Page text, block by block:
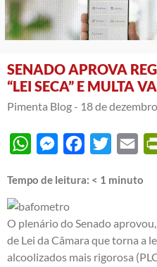
SENADO APROVA
“LEI SECA” E MULTA
Pimenta Blog - 18 de
WhatsAppMessengerFacebook
Twitter
Tempo de leitura: < 1 minuto
O plenário do Senado
de Lei da Câmara que torna a
alcoolizados mais rigorosa (